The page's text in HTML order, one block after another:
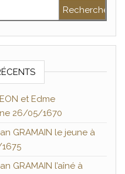
et Edme
26/05/1670
GRAMAIN le jeune à
GRAMAIN l’aîné à